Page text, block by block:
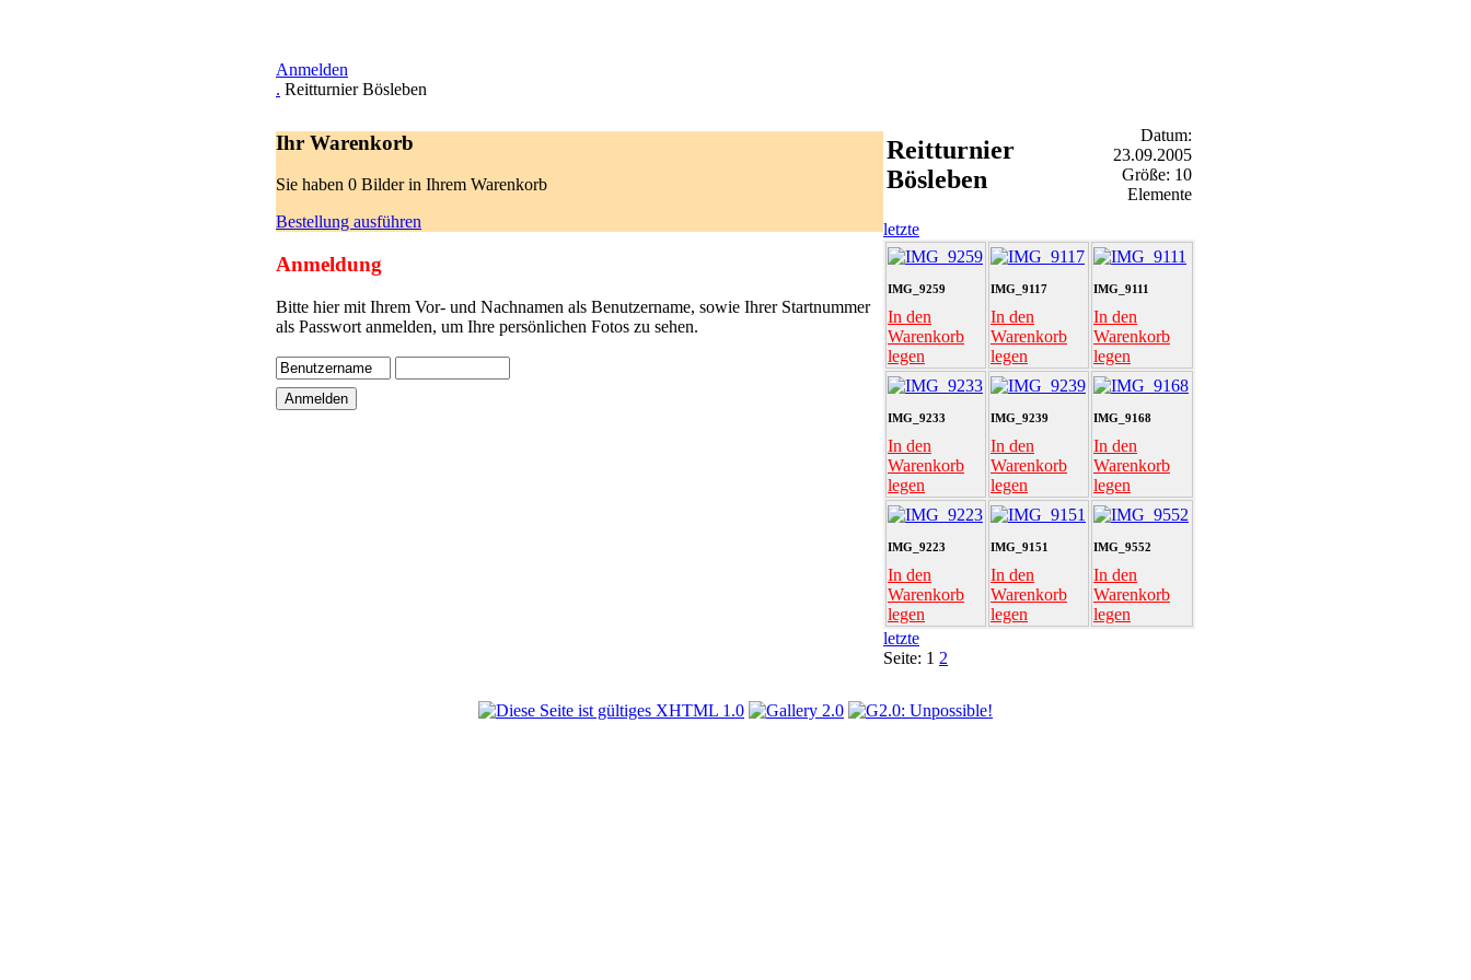
Anmelden
. Reitturnier Bösleben
Ihr Warenkorb
Sie haben 0 Bilder in Ihrem Warenkorb
Bestellung ausführen
Anmeldung
Bitte hier mit Ihrem Vor- und Nachnamen als Benutzername, sowie Ihrer Startnummer
als Passwort anmelden, um Ihre persönlichen Fotos zu sehen.
Reitturnier
Bösleben
Datum:
23.09.2005
Größe: 10
Elemente
letzte
IMG_9259
In den
Warenkorb
legen
IMG_9117
In den
Warenkorb
legen
IMG_9111
In den
Warenkorb
legen
IMG_9233
In den
Warenkorb
legen
IMG_9239
In den
Warenkorb
legen
IMG_9168
In den
Warenkorb
legen
IMG_9223
In den
Warenkorb
legen
IMG_9151
In den
Warenkorb
legen
IMG_9552
In den
Warenkorb
legen
letzte
Seite: 1 2